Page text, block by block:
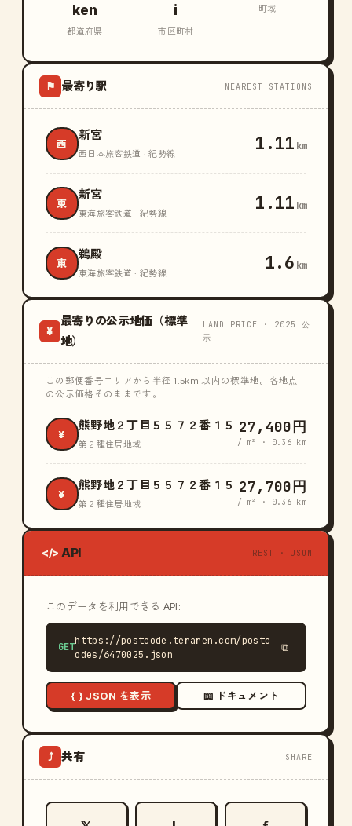
ken
都道府県
i
市区町村
町域
⚑ 最寄り駅 NEAREST STATIONS
西
新宮
西日本旅客鉄道 · 紀勢線 1.11 km
東
新宮
東海旅客鉄道 · 紀勢線 1.11 km
東
鵜殿
東海旅客鉄道 · 紀勢線 1.6 km
¥
最寄りの公示地価（標準
地）
LAND PRICE · 2025 公
示
この郵便番号エリアから半径 1.5km 以内の標準地。各地点
の公示価格そのままです。
¥
熊野地２丁目５５７２番１５
第２種住居地域
27,400円
/ m² · 0.36 km
¥
熊野地２丁目５５７２番１５
第２種住居地域
27,700円
/ m² · 0.36 km
</> API REST · JSON
このデータを利用できる API:
GET
https://postcode.teraren.com/postc
odes/6470025.json
⧉
{ } JSON を表示 📖 ドキュメント
⤴ 共有 SHARE